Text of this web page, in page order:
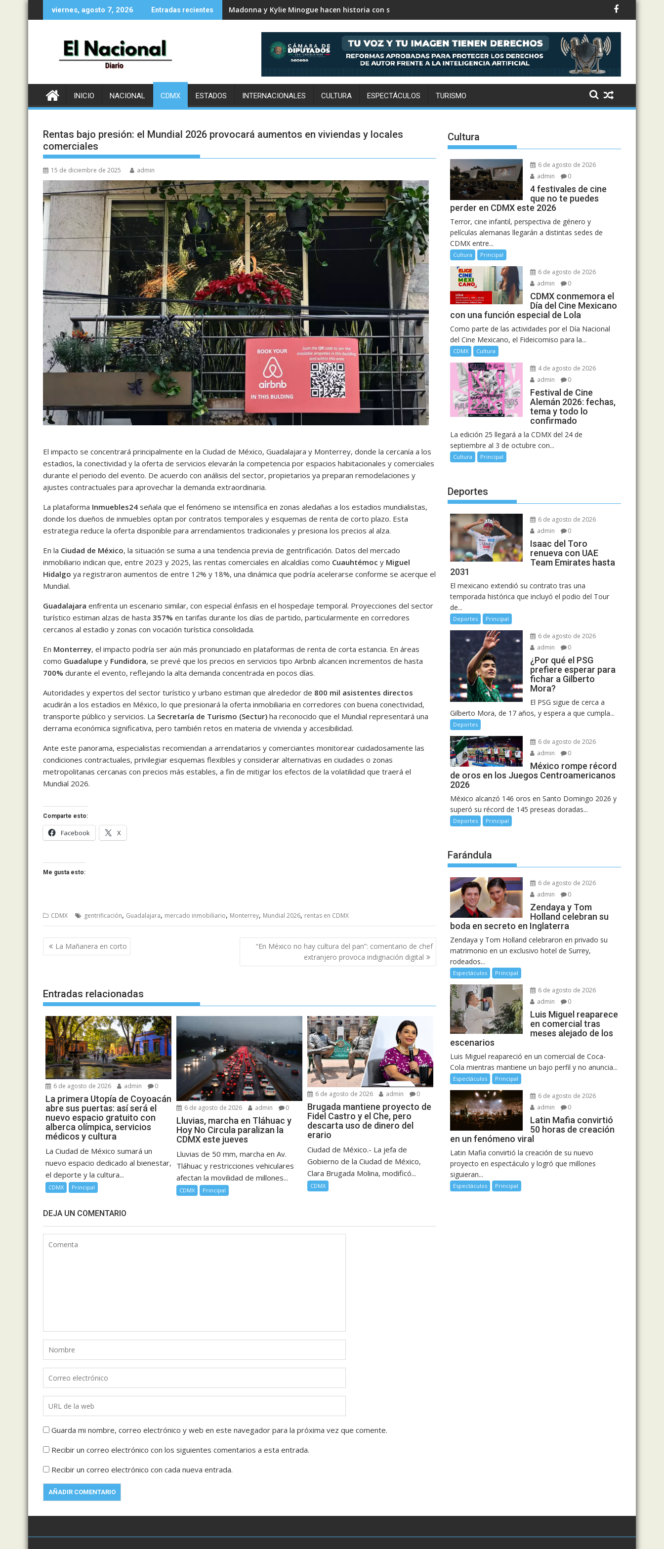
al
viernes, agosto 7, 2026 Entradas recientes Karol G revela el tracklist de No me arrepiento de sentir tanto: Drake, Bruno Mars y más estrellas se suman al álbum
INICIO NACIONAL CDMX ESTADOS INTERNACIONALES CULTURA ESPECTÁCULOS TURISMO
Rentas bajo presión: el Mundial 2026 provocará aumentos en viviendas y locales
comerciales
15 de diciembre de 2025 admin
El impacto se concentrará principalmente en la Ciudad de México, Guadalajara y Monterrey, donde la cercanía a los
estadios, la conectividad y la oferta de servicios elevarán la competencia por espacios habitacionales y comerciales
durante el periodo del evento. De acuerdo con análisis del sector, propietarios ya preparan remodelaciones y
ajustes contractuales para aprovechar la demanda extraordinaria.
La plataforma Inmuebles24 señala que el fenómeno se intensifica en zonas aledañas a los estadios mundialistas,
donde los dueños de inmuebles optan por contratos temporales y esquemas de renta de corto plazo. Esta
estrategia reduce la oferta disponible para arrendamientos tradicionales y presiona los precios al alza.
En la Ciudad de México, la situación se suma a una tendencia previa de gentrificación. Datos del mercado
inmobiliario indican que, entre 2023 y 2025, las rentas comerciales en alcaldías como Cuauhtémoc y Miguel
Hidalgo ya registraron aumentos de entre 12% y 18%, una dinámica que podría acelerarse conforme se acerque el
Mundial.
Guadalajara enfrenta un escenario similar, con especial énfasis en el hospedaje temporal. Proyecciones del sector
turístico estiman alzas de hasta 357% en tarifas durante los días de partido, particularmente en corredores
cercanos al estadio y zonas con vocación turística consolidada.
En Monterrey, el impacto podría ser aún más pronunciado en plataformas de renta de corta estancia. En áreas
como Guadalupe y Fundidora, se prevé que los precios en servicios tipo Airbnb alcancen incrementos de hasta
700% durante el evento, reflejando la alta demanda concentrada en pocos días.
Autoridades y expertos del sector turístico y urbano estiman que alrededor de 800 mil asistentes directos
acudirán a los estadios en México, lo que presionará la oferta inmobiliaria en corredores con buena conectividad,
transporte público y servicios. La Secretaría de Turismo (Sectur) ha reconocido que el Mundial representará una
derrama económica significativa, pero también retos en materia de vivienda y accesibilidad.
Ante este panorama, especialistas recomiendan a arrendatarios y comerciantes monitorear cuidadosamente las
condiciones contractuales, privilegiar esquemas flexibles y considerar alternativas en ciudades o zonas
metropolitanas cercanas con precios más estables, a fin de mitigar los efectos de la volatilidad que traerá el
Mundial 2026.
Comparte esto:
Facebook X
Me gusta esto:
CDMX gentrificación, Guadalajara, mercado inmobiliario, Monterrey, Mundial 2026, rentas en CDMX
Navegación
de
La Mañanera en corto
“En México no hay cultura del pan”: comentario de chef
extranjero provoca indignación digital
Entradas relacionadas
6 de agosto de 2026 admin 0
La primera Utopía de Coyoacán
abre sus puertas: así será el
nuevo espacio gratuito con
alberca olímpica, servicios
médicos y cultura
La Ciudad de México sumará un
nuevo espacio dedicado al bienestar,
el deporte y la cultura...
CDMX Principal
6 de agosto de 2026 admin 0
Lluvias, marcha en Tláhuac y
Hoy No Circula paralizan la
CDMX este jueves
Lluvias de 50 mm, marcha en Av.
Tláhuac y restricciones vehiculares
afectan la movilidad de millones...
CDMX Principal
6 de agosto de 2026 admin 0
Brugada mantiene proyecto de
Fidel Castro y el Che, pero
descarta uso de dinero del
erario
Ciudad de México.- La jefa de
Gobierno de la Ciudad de México,
Clara Brugada Molina, modificó...
CDMX
DEJA UN COMENTARIO
Guarda mi nombre, correo electrónico y web en este navegador para la próxima vez que comente.
Recibir un correo electrónico con los siguientes comentarios a esta entrada.
Recibir un correo electrónico con cada nueva entrada.
Cultura
6 de agosto de 2026
admin
0
4 festivales de cine
que no te puedes
perder en CDMX este 2026
Terror, cine infantil, perspectiva de género y
películas alemanas llegarán a distintas sedes de
CDMX entre...
Cultura Principal
6 de agosto de 2026
admin
0
CDMX conmemora el
Día del Cine Mexicano
con una función especial de Lola
Como parte de las actividades por el Día Nacional
del Cine Mexicano, el Fideicomiso para la...
CDMX Cultura
4 de agosto de 2026
admin
0
Festival de Cine
Alemán 2026: fechas,
tema y todo lo
confirmado
La edición 25 llegará a la CDMX del 24 de
septiembre al 3 de octubre con...
Cultura Principal
Deportes
6 de agosto de 2026
admin
0
Isaac del Toro
renueva con UAE
Team Emirates hasta
2031
El mexicano extendió su contrato tras una
temporada histórica que incluyó el podio del Tour
de...
Deportes Principal
6 de agosto de 2026
admin
0
¿Por qué el PSG
prefiere esperar para
fichar a Gilberto
Mora?
El PSG sigue de cerca a
Gilberto Mora, de 17 años, y espera a que cumpla...
Deportes
6 de agosto de 2026
admin
0
México rompe récord
de oros en los Juegos Centroamericanos
2026
México alcanzó 146 oros en Santo Domingo 2026 y
superó su récord de 145 preseas doradas...
Deportes Principal
Farándula
6 de agosto de 2026
admin
0
Zendaya y Tom
Holland celebran su
boda en secreto en Inglaterra
Zendaya y Tom Holland celebraron en privado su
matrimonio en un exclusivo hotel de Surrey,
rodeados...
Espectáculos Principal
6 de agosto de 2026
admin
0
Luis Miguel reaparece
en comercial tras
meses alejado de los
escenarios
Luis Miguel reapareció en un comercial de Coca-
Cola mientras mantiene un bajo perfil y no anuncia...
Espectáculos Principal
6 de agosto de 2026
admin
0
Latin Mafia convirtió
50 horas de creación
en un fenómeno viral
Latin Mafia convirtió la creación de su nuevo
proyecto en espectáculo y logró que millones
siguieran...
Espectáculos Principal